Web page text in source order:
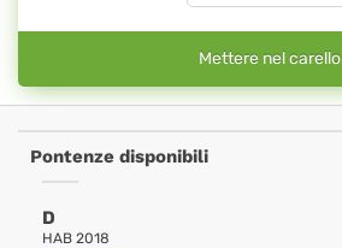
Mettere nel carello
Pontenze disponibili
D
HAB 2018